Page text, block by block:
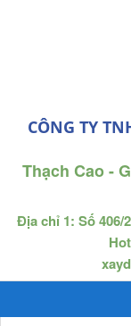
CÔNG TY
Thạch Cao -
Địa chỉ 1: Số 406/